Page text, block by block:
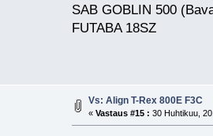
SAB GOBLIN 500
FUTABA 18SZ
Vs: Align T-Rex 800E F3C
« Vastaus #15 : 30 Huhtikuu,